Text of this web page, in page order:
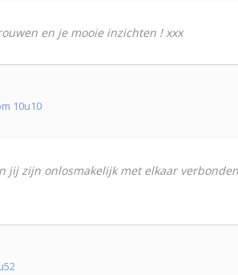
en je mooie inzichten ! xxx
10u10
jij zijn onlosmakelijk met elkaar